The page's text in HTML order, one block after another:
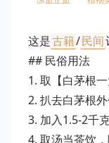
这是古籍/民间
## 民俗用法
1. 取【白茅根
2. 扒去白茅根
3. 加入1.5-2千
4. 取汤当茶饮